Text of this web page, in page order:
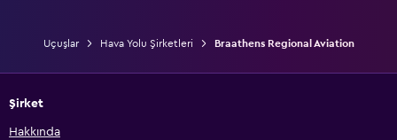
Uçuşlar Hava Yolu Şirketleri Braathens Regional Aviation
Şirket
Hakkında